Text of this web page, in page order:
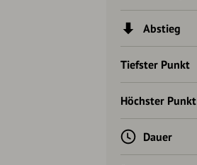
Abstieg
Tiefster Punkt
Höchster Punkt
Dauer